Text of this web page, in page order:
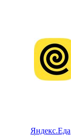
Яндекс.Еда